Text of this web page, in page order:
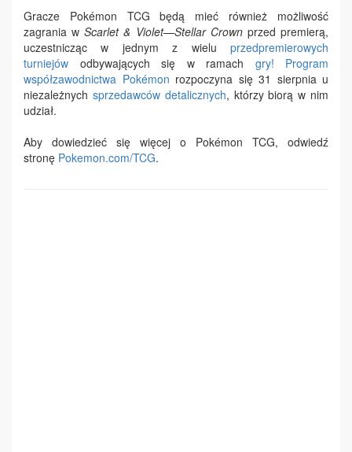
Gracze Pokémon TCG będą mieć również możliwość
zagrania wScarlet & Violet—Stellar Crownprzed premierą,
uczestnicząc w jednym z wielu przedpremierowych
turniejów odbywających się w ramach gry! Program
współzawodnictwa Pokémon rozpoczyna się 31 sierpnia u
niezależnych sprzedawców detalicznych, którzy biorą w nim
udział.
Aby dowiedzieć się więcej o Pokémon TCG, odwiedź
stronę Pokemon.com/TCG.